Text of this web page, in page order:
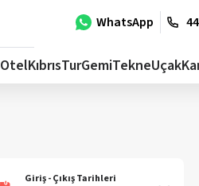
WhatsApp
OtelKıbrısTurGemiTekneUçak
Giriş - Çıkış Tarihleri